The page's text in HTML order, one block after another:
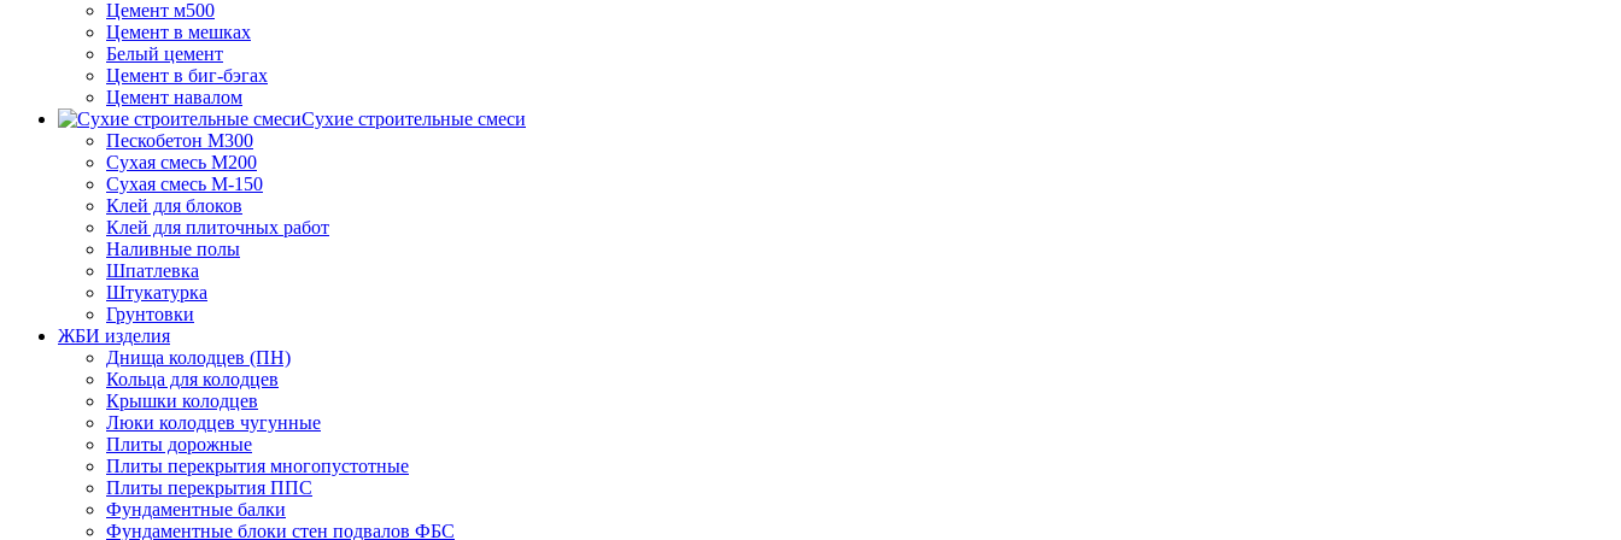
Цемент м500
Цемент в мешках
Белый цемент
Цемент в биг-бэгах
Цемент навалом
Сухие строительные смеси
Пескобетон М300
Сухая смесь М200
Сухая смесь М-150
Клей для блоков
Клей для плиточных работ
Наливные полы
Шпатлевка
Штукатурка
Грунтовки
ЖБИ изделия
Днища колодцев (ПН)
Кольца для колодцев
Крышки колодцев
Люки колодцев чугунные
Плиты дорожные
Плиты перекрытия многопустотные
Плиты перекрытия ППС
Фундаментные балки
Фундаментные блоки стен подвалов ФБС